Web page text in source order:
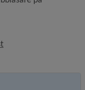
webbplats, öppnas